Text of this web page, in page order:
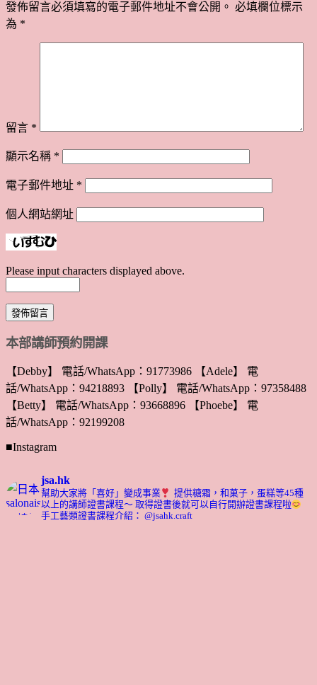
發佈留言必須填寫的電子郵件地址不會公開。 必填欄位標示
為 *
留言 *
顯示名稱 *
電子郵件地址 *
個人網站網址
Please input characters displayed above.
本部講師預約開課
【Debby】 電話/WhatsApp：91773986 【Adele】 電
話/WhatsApp：94218893 【Polly】 電話/WhatsApp：97358488
【Betty】 電話/WhatsApp：93668896 【Phoebe】 電
話/WhatsApp：92199208
■Instagram
jsa.hk
幫助大家將「喜好」變成事業
提供糖霜，和菓子，蛋糕等45種
以上的講師證書課程～ 取得證書後就可以自行開辦證書課程啦
手工藝類證書課程介紹： @jsahk.craft